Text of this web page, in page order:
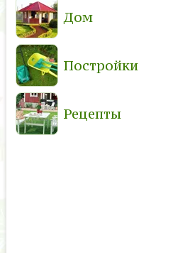
Дом
Постройки
Рецепты